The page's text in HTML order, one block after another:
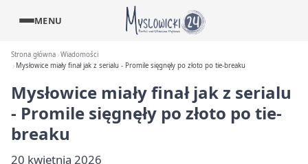
MENU
Strona główna Wiadomości
Mysłowice miały finał jak z serialu - Promile sięgnęły po złoto po tie-breaku
Mysłowice miały finał jak z serialu
- Promile sięgnęły po złoto po tie-
breaku
20 kwietnia 2026